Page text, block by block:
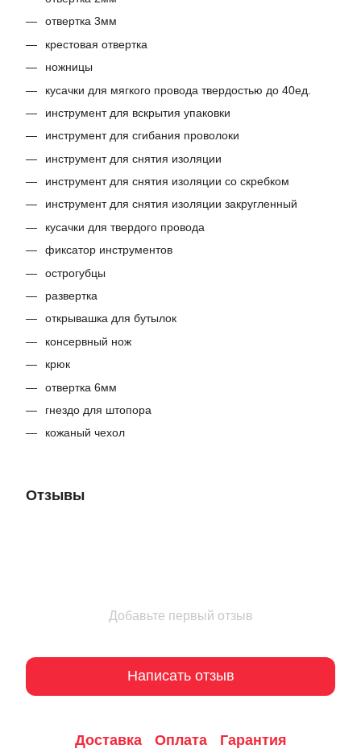
отвертка 3мм
крестовая отвертка
ножницы
кусачки для мягкого провода твердостью до 40ед.
инструмент для вскрытия упаковки
инструмент для сгибания проволоки
инструмент для снятия изоляции
инструмент для снятия изоляции со скребком
инструмент для снятия изоляции закругленный
кусачки для твердого провода
фиксатор инструментов
острогубцы
развертка
открывашка для бутылок
консервный нож
крюк
отвертка 6мм
гнездо для штопора
кожаный чехол
Отзывы
Добавьте первый отзыв
Написать отзыв
Доставка Оплата Гарантия